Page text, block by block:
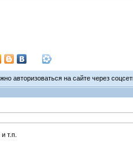
авторизоваться на сайте через
т.п.